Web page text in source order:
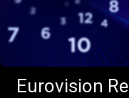
Eurovision